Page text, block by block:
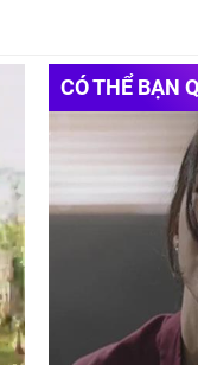
CÓ THỂ BẠN